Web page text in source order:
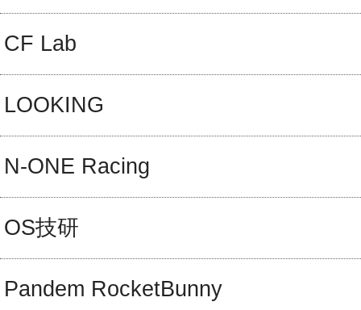
CF Lab
LOOKING
N-ONE Racing
OS技研
Pandem RocketBunny